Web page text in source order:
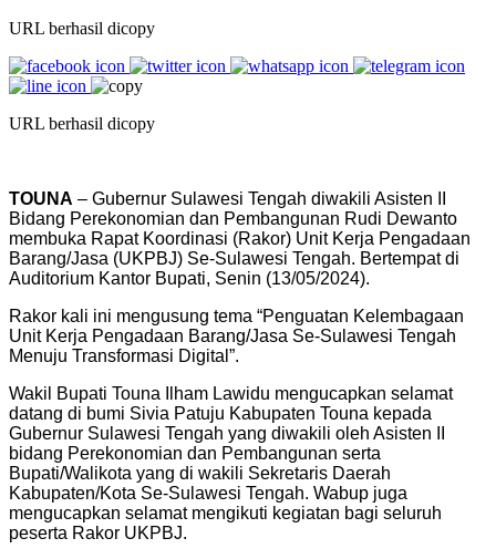
URL berhasil dicopy
URL berhasil dicopy
TOUNA – Gubernur Sulawesi Tengah diwakili Asisten II
Bidang Perekonomian dan Pembangunan Rudi Dewanto
membuka Rapat Koordinasi (Rakor) Unit Kerja Pengadaan
Barang/Jasa (UKPBJ) Se-Sulawesi Tengah. Bertempat di
Auditorium Kantor Bupati, Senin (13/05/2024).
Rakor kali ini mengusung tema “Penguatan Kelembagaan
Unit Kerja Pengadaan Barang/Jasa Se-Sulawesi Tengah
Menuju Transformasi Digital”.
Wakil Bupati Touna Ilham Lawidu mengucapkan selamat
datang di bumi Sivia Patuju Kabupaten Touna kepada
Gubernur Sulawesi Tengah yang diwakili oleh Asisten II
bidang Perekonomian dan Pembangunan serta
Bupati/Walikota yang di wakili Sekretaris Daerah
Kabupaten/Kota Se-Sulawesi Tengah. Wabup juga
mengucapkan selamat mengikuti kegiatan bagi seluruh
peserta Rakor UKPBJ.